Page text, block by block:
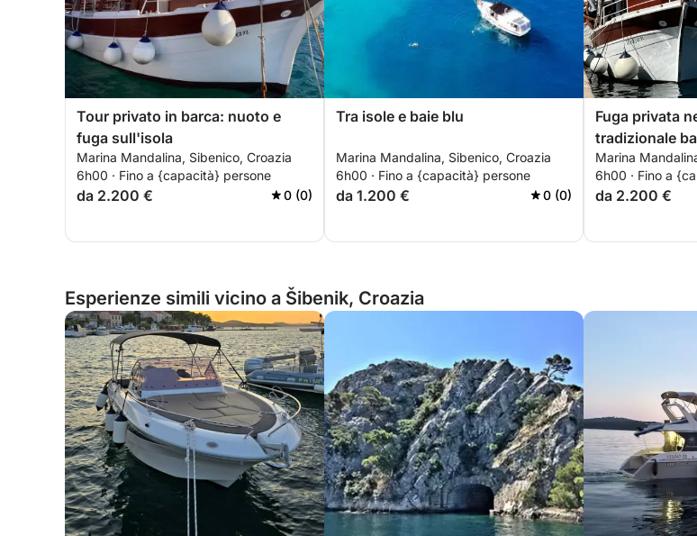
Tour privato in barca: nuoto e
fuga sull'isola
Marina Mandalina, Sibenico, Croazia
6h00 · Fino a {capacità} persone
da 2.200 € 0 (0)
Tra isole e baie blu
Marina Mandalina, Sibenico, Croazia
6h00 · Fino a {capacità} persone
da 1.200 € 0 (0)
Fuga privata
tradizionale
Marina
6h00 · Fino a
da 2.200 €
Esperienze simili vicino a Šibenik, Croazia